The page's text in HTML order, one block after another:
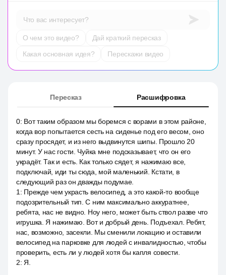
Что вас интересует?
О чем это видео?
Дай краткий пересказ
Какая основная идея?
Перескажи видео
Пересказ Расшифровка
0: Вот таким образом мы боремся с ворами в этом районе,
когда вор попытается сесть на сиденье под его весом, оно
сразу просядет, и из него выдвинутся шипы. Прошло 20
минут. У нас гости. Чуйка мне подсказывает, что он его
украдёт. Так и есть. Как только сядет, я нажимаю все,
подключай, иди ты сюда, мой маленький. Кстати, в
следующий раз он дважды подумае.
1 : Прежде чем украсть велосипед, а это какой-то вообще
подозрительный тип. С ним максимально аккуратнее,
ребята, нас не видно. Ноу него, может быть ствол разве что
игрушка. Я нажимаю. Вот и добрый день. Подъехал. Ребят,
нас, возможно, засекли. Мы сменили локацию и оставили
велосипед на парковке для людей с инвалидностью, чтобы
проверить, есть ли у людей хотя бы капля совести.
2: Я.